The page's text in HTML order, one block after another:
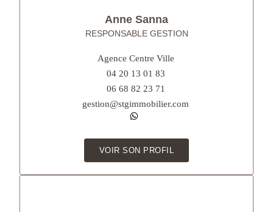
Anne Sanna
RESPONSABLE GESTION
Agence Centre Ville
04 20 13 01 83
06 68 82 23 71
gestion@stgimmobilier.com
VOIR SON PROFIL